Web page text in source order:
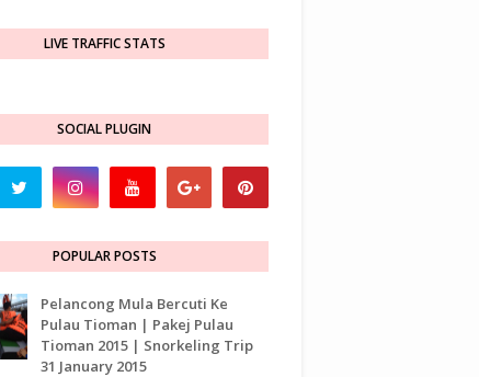
LIVE TRAFFIC STATS
SOCIAL PLUGIN
POPULAR POSTS
Pelancong Mula Bercuti Ke
Pulau Tioman | Pakej Pulau
Tioman 2015 | Snorkeling Trip
31 January 2015